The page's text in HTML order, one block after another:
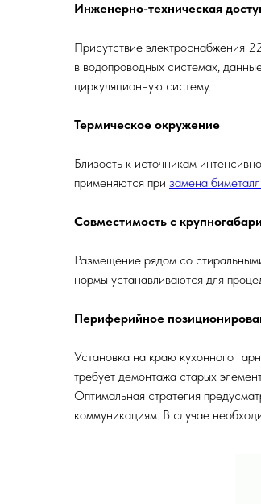
Инженерно-техническая
Присутствие электроснабжения
в водопроводных системах,
циркуляционную систему.
Термическое окружение
Близость к источникам
применяются при замена
Совместимость с
Размещение рядом со
нормы устанавливаются для
Периферийное
Установка на краю кухонного
требует демонтажа старых
Оптимальная стратегия
коммуникациям. В случае